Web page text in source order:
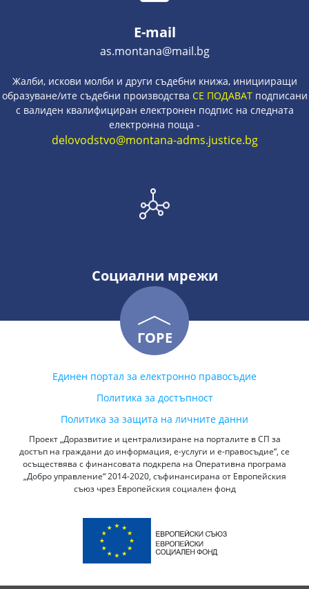
E-mail
as.montana@mail.bg
Жалби, искови молби и други съдебни книжа, иницииращи
образуване/ите съдебни производства СЕ ПОДАВАТподписани
с валиден квалифициран електронен подпис на следната
електронна поща -
delovodstvo@montana-adms.justice.bg
Социални мрежи
ГОРЕ
Единен портал за електронно правосъдие
Политика за достъпност
Политика за защита на личните данни
Проект „Доразвитие и централизиране на порталите в СП за
достъп на граждани до информация, е-услуги и е-правосъдие“, се
осъществява с финансовата подкрепа на Оперативна програма
„Добро управление“ 2014-2020, съфинансирана от Европейския
съюз чрез Европейския социален фонд